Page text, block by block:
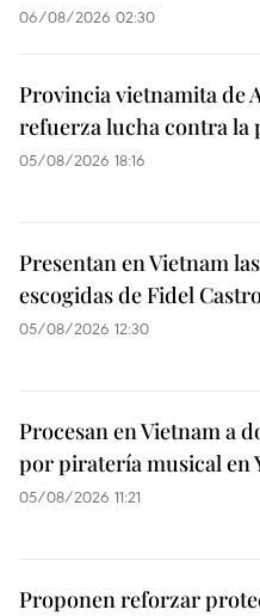
06/08/2026 02:30
Provincia vietnamita de
refuerza lucha contra la
05/08/2026 18:16
Presentan en Vietnam
escogidas de Fidel
05/08/2026 12:30
Procesan en Vietnam a
por piratería musical en
05/08/2026 11:21
Proponen reforzar